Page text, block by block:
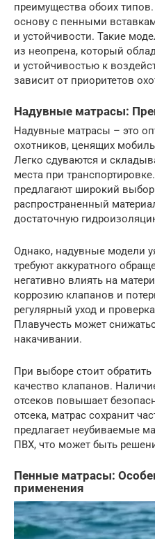
преимущества обоих
основу с пенными
и устойчивости. Такие
из неопрена, который
и устойчивостью к
зависит от приоритетов
Надувные матрасы:
Надувные матрасы – это
охотников, ценящих
Легко сдуваются и
места при
предлагают широкий
распространенный
достаточную
Однако, надувные модели
требуют аккуратного
негативно влиять на
коррозию клапанов и
регулярный уход и
Плавучесть может
накачивании.
При выборе стоит
качество клапанов.
отсеков повышает
отсека, матрас сохранит
предлагает неубиваемые
ПВХ, что может быть
Пенные матрасы:
применения